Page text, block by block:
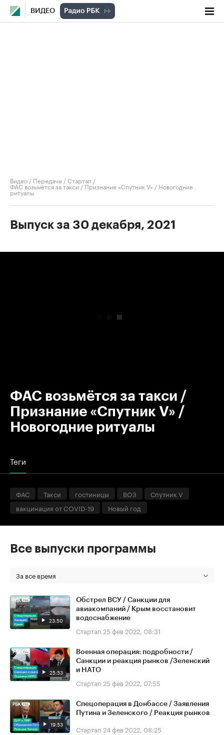
ВИДЕО
Видео / Передачи /Стартап /
ФАС возьмётся за такси / Признание «Спутник V» / Новогодние
ритуалы
Выпуск за 30 декабря, 2021
ФАС возьмётся за такси /
Признание «Спутник V» /
Новогодние ритуалы
Теги
ФАС Такси гостиницы ВОЗ
Спутник V
вакцинация от COVID-19
Новый год
Все выпуски программы
За все время
23:50
Обстрел ВСУ / Санкции для
авиакомпаний / Крым восстановит
водоснабжение
Стартап 25 фев 2022, 08:31
25:53
Военная операция: подробности /
Санкции и реакция рынков /Зеленский
и НАТО
Стартап 25 фев 2022, 07:55
19:53
Спецоперация в Донбассе / Заявления
Путина и Зеленского / Реакция рынков
Стартап 24 фев 2022, 08:25